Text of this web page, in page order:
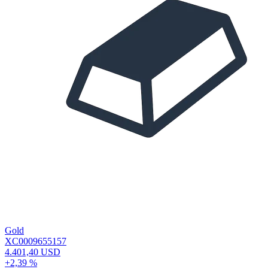
Gold
XC0009655157
4.401,40 USD
+2,39 %